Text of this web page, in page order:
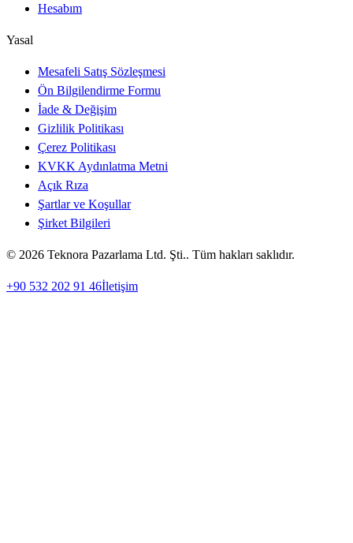
Hesabım
Yasal
Mesafeli Satış Sözleşmesi
Ön Bilgilendirme Formu
İade & Değişim
Gizlilik Politikası
Çerez Politikası
KVKK Aydınlatma Metni
Açık Rıza
Şartlar ve Koşullar
Şirket Bilgileri
© 2026 Teknora Pazarlama Ltd. Şti.. Tüm hakları saklıdır.
+90 532 202 91 46İletişim